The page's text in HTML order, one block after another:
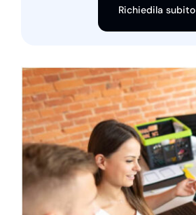
Richiedila subito